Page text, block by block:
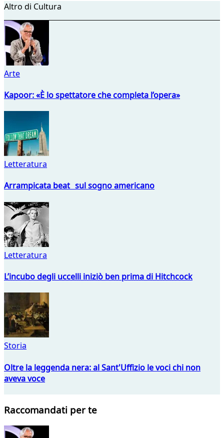
Altro di Cultura
Arte
Kapoor: «È lo spettatore che completa l’opera»
Letteratura
Arrampicata beat sul sogno americano
Letteratura
L’incubo degli uccelli iniziò ben prima di Hitchcock
Storia
Oltre la leggenda nera: al Sant'Uffizio le voci chi non
aveva voce
Raccomandati per te